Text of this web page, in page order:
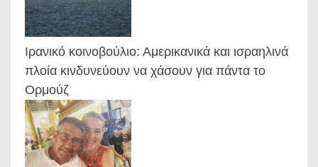
Ιρανικό κοινοβούλιο: Αμερικανικά και ισραηλινά
πλοία κινδυνεύουν να χάσουν για πάντα το
Ορμούζ